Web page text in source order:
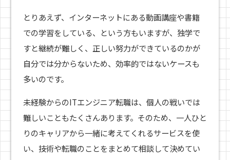
とりあえず、インターネットにある動画講座や書籍
での学習をしている、という方もいますが、独学で
すと継続が難しく、正しい努力ができているのかが
自分では分からないため、効率的ではないケースも
多いのです。
未経験からのITエンジニア転職は、個人の戦いでは
難しいこともたくさんあります。そのため、一人ひと
りのキャリアから一緒に考えてくれるサービスを使
い、技術や転職のことをまとめて相談して決めてい